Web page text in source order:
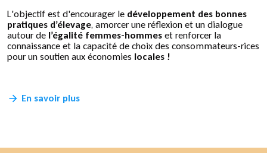
L'objectif est d'encourager le développement des bonnes
pratiques d’élevage, amorcer une réflexion et un dialogue
autour de l’égalité femmes-hommeset renforcer la
connaissance et la capacité de choix des consommateurs-rices
pour un soutien aux économies locales !
En savoir plus